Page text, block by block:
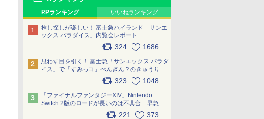
RPランキング いいねランキング
推し探しが楽しい！ 富士急ハイランド「サンエ
ックス パラダイス」内覧会レポート
324 1686
思わず目を引く！ 富士急「サンエックス パラダ
イス」で「すみっコ」ぺんぎん？のきゅうりド
ッグを食べてみた イラストそのままのメニュ
ー化に挑戦。これが意外にもおいしい
pic.x.com/Kgl04hZaeg
323 1048
「ファイナルファンタジーXIV」Nintendo
Switch 2版のロードが長いのは不具合 早急に
アップデートできるよう対応中221 373